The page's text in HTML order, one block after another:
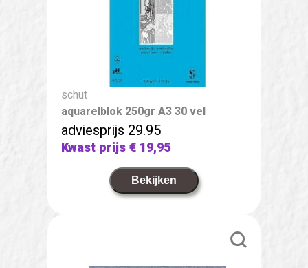
schut
aquarelblok 250gr A3 30 vel
adviesprijs 29.95
Kwast prijs€ 19,95
Bekijken